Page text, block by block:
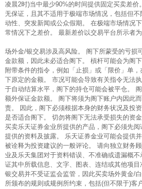
凌晨2时)当中最少90%的时间提供固定买卖差
无保证，且其不适用于极端市场情况，包括但
动性、突发新闻或公众假期。 在极端市场情况
常情况下之差价。 最新差价以交易平台所示者为
场外金/银交易涉及高风险。 阁下所蒙受的亏损
金款额，因此未必适合阁下。 槓杆可能会为阁
附带条件的指令，例如「止损」或「限价」单
下原定的金额。 市况可能会导致有关指令无法
于自动结算水平，阁下的持仓可能会被平仓。
额外保证金款额。 阁下将须为阁下账户内因此
责。 因此，阁下必须根据本身的财务状况及投
是否适合阁下。 切勿将阁下无法承受损失的资
买卖乐天证券金业所提供的产品，阁下必须先
提供的资料及披露。 乐天证券金业可能会提供
被诠释为投资建议的一般评论。 请向独立财务
业及乐天集团对于资料错误、不准确或遗漏概
证其中所载信息、文字、图表、连结或其他项
银交易并不受证监会监管，因此买卖场外黄金/
所颁布的规则或规例所约束，包括(但不限于)客